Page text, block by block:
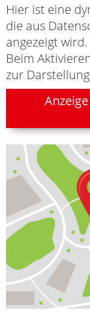
Hier ist eine
die aus
angezeigt wird.
Beim
zur